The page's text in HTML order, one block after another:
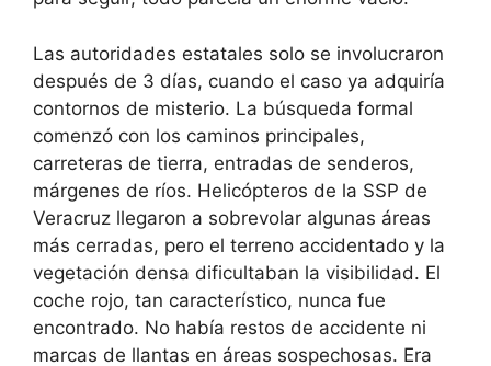
Las autoridades estatales solo se involucraron
después de 3 días, cuando el caso ya adquiría
contornos de misterio. La búsqueda formal
comenzó con los caminos principales,
carreteras de tierra, entradas de senderos,
márgenes de ríos. Helicópteros de la SSP de
Veracruz llegaron a sobrevolar algunas áreas
más cerradas, pero el terreno accidentado y la
vegetación densa dificultaban la visibilidad. El
coche rojo, tan característico, nunca fue
encontrado. No había restos de accidente ni
marcas de llantas en áreas sospechosas. Era